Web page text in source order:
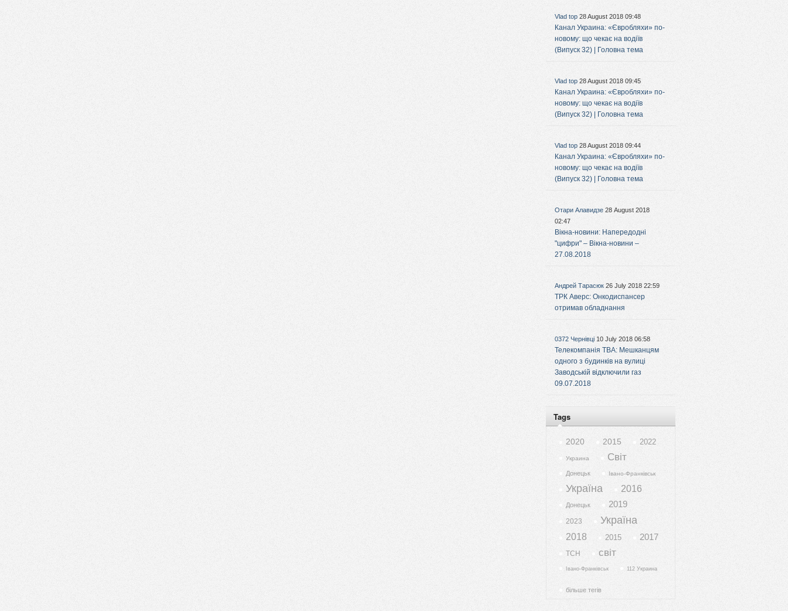
Vlad top 28 August 2018 09:48
Канал Украина: «Євробляхи» по-
новому: що чекає на водіїв
(Випуск 32) | Головна тема
Vlad top 28 August 2018 09:45
Канал Украина: «Євробляхи» по-
новому: що чекає на водіїв
(Випуск 32) | Головна тема
Vlad top 28 August 2018 09:44
Канал Украина: «Євробляхи» по-
новому: що чекає на водіїв
(Випуск 32) | Головна тема
Отари Алавидзе 28 August 2018
02:47
Вікна-новини: Напередодні
"цифри" – Вікна-новини –
27.08.2018
Андрей Тарасюк 26 July 2018 22:59
ТРК Аверс: Онкодиспансер
отримав обладнання
0372 Чернівці 10 July 2018 06:58
Телекомпанія ТВА: Мешканцям
одного з будинків на вулиці
Заводській відключили газ
09.07.2018
Tags
2020 2015 2022
Украина Світ
Донецьк Івано-Франківськ
Україна 2016
Донецьк 2019
2023 Україна
2018 2015 2017
ТСН світ
Івано-Франківськ 112 Украина
більше тегів